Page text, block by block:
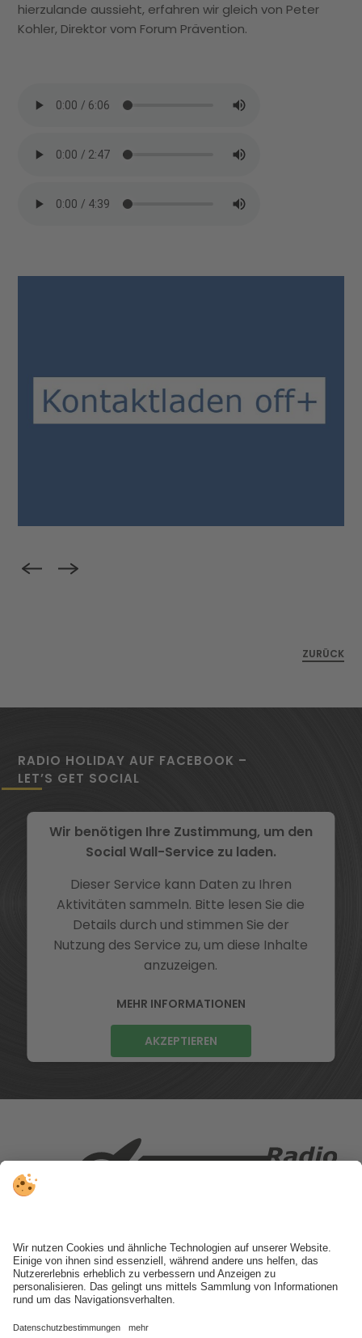
hierzulande aussieht, erfahren wir gleich von Peter
Kohler, Direktor vom Forum Prävention.
ZURÜCK
RADIO HOLIDAY AUF FACEBOOK –
LET’S GET SOCIAL
Wir benötigen Ihre Zustimmung, um den
Social Wall-Service zu laden.
Dieser Service kann Daten zu Ihren
Aktivitäten sammeln. Bitte lesen Sie die
Details durch und stimmen Sie der
Nutzung des Service zu, um diese Inhalte
anzuzeigen.
MEHR INFORMATIONEN
AKZEPTIEREN
Oberragen 18 | 39031 Bruneck